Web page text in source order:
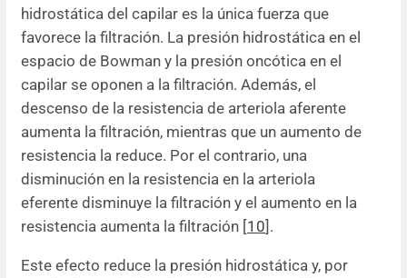
hidrostática del capilar es la única fuerza que
favorece la filtración. La presión hidrostática en el
espacio de Bowman y la presión oncótica en el
capilar se oponen a la filtración. Además, el
descenso de la resistencia de arteriola aferente
aumenta la filtración, mientras que un aumento de
resistencia la reduce. Por el contrario, una
disminución en la resistencia en la arteriola
eferente disminuye la filtración y el aumento en la
resistencia aumenta la filtración [10].
Este efecto reduce la presión hidrostática y, por